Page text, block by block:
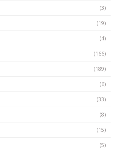
(3)
(19)
(4)
(166)
(189)
(6)
(33)
(8)
(15)
(5)